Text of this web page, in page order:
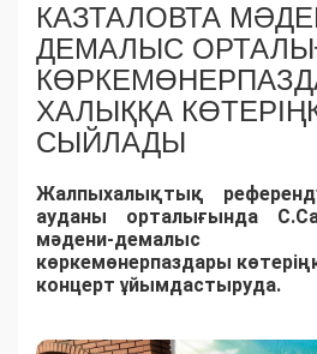
КАЗТАЛОВТА
ДЕМАЛЫС
ХАЛЫҚҚА
СЫЙЛАДЫ
Жалпыхалықтық
ауданы орталығында
мәдени-демалыс
көркемөнерпаздары
концерт ұйымдастыруда.